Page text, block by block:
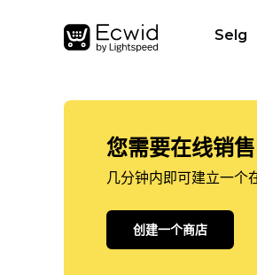
Selg
您需要在线销
几分钟内即可建立一个
创建一个商店